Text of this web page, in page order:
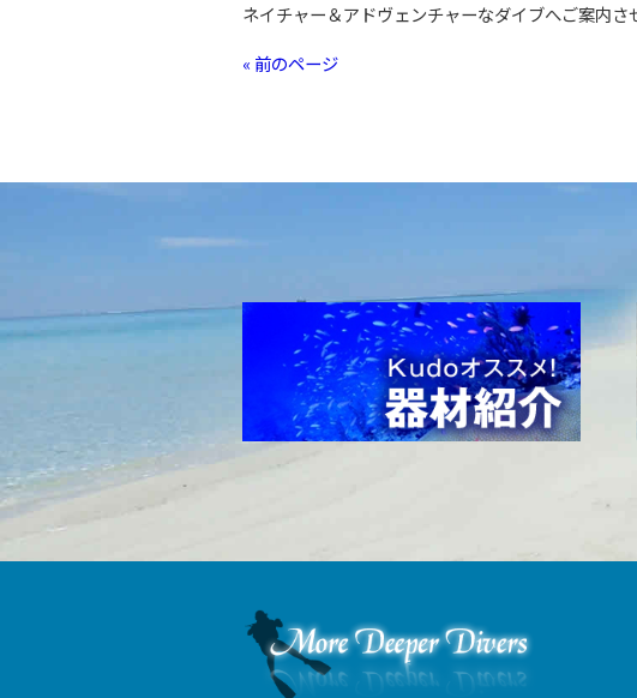
ネイチャー＆アドヴェンチャーなダイブへご案内さ
« 前のページ